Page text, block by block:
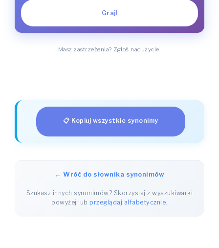
Graj!
Masz zastrzeżenia? Zgłoś nadużycie.
📋 Kopiuj wszystkie synonimy
← Wróć do słownika synonimów
Szukasz innych synonimów? Skorzystaj z wyszukiwarki
powyżej lubprzeglądaj alfabetycznie